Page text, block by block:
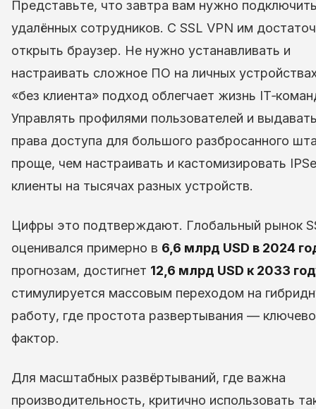
Представьте, что завтра вам нужно
удалённых сотрудников. С SSL VPN им
открыть браузер. Не нужно устанавливать и
настраивать сложное ПО на личных
«без клиента» подход облегчает жизнь
Управлять профилями пользователей и
права доступа для большого разбросанного
проще, чем настраивать и кастомизировать
клиенты на тысячах разных устройств.
Цифры это подтверждают. Глобальный рынок
оценивался примерно в 6,6 млрд USD в 2024
прогнозам, достигнет 12,6 млрд USD к 2033
стимулируется массовым переходом на
работу, где простота развертывания —
фактор.
Для масштабных развёртываний, где важна
производительность, критично использовать